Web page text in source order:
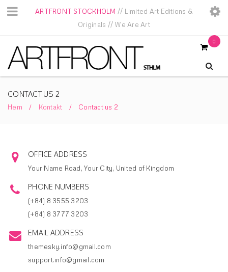
ARTFRONT STOCKHOLM // Limited Art Editions &
Originals // We Are Art
0
CONTACT US 2
Hem / Kontakt / Contact us 2
OFFICE ADDRESS
Your Name Road, Your City, United of Kingdom
PHONE NUMBERS
(+84) 8 3555 3203
(+84) 8 3777 3203
EMAIL ADDRESS
themesky.info@gmail.com
support.info@gmail.com